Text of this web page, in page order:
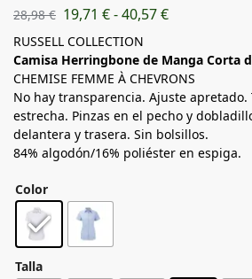
28,98€ 19,71 €-40,57€
RUSSELL COLLECTION
Camisa Herringbone de Manga Corta
CHEMISE FEMME À CHEVRONS
No hay transparencia. Ajuste apretado.
estrecha. Pinzas en el pecho y
delantera y trasera. Sin bolsillos.
84% algodón/16% poliéster en espiga.
Color
Talla